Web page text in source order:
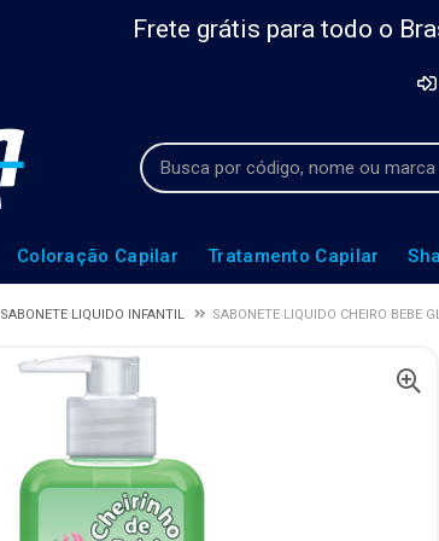
Frete grátis para todo o
Coloração Capilar Tratamento Capilar
SABONETE LIQUIDO INFANTIL SABONETE LIQUIDO CHEIRO BEBE